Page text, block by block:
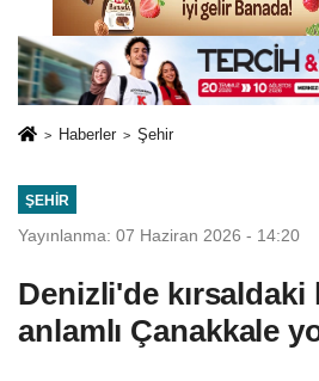
Haberler Şehir
ŞEHIR
Yayınlanma: 07 Haziran 2026 - 14:20
Denizli'de kırsaldaki
anlamlı Çanakkale